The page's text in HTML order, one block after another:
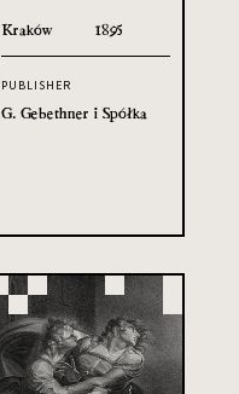
Kraków 1895
PUBLISHER
G. Gebethner i Spółka